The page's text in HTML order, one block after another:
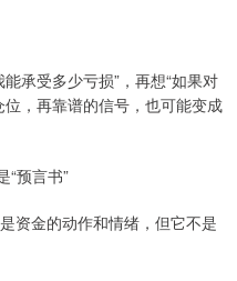
承受多少亏损”，再想“如果对
，再靠谱的信号，也可能变成
“预言书”
资金的动作和情绪，但它不是